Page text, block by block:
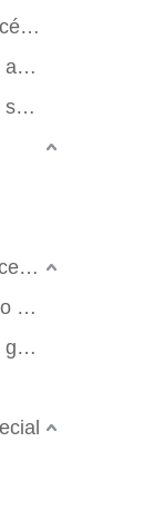
Válvula de mariposa excéntrica triple
Válvula de mariposa de alto rendimiento
Válvula de mariposa de sello suave
Válvulas roscadas de acero inoxidable
Válvula de bola de acero inoxidable
Válvula de retención de globo de compuerta
y entornos